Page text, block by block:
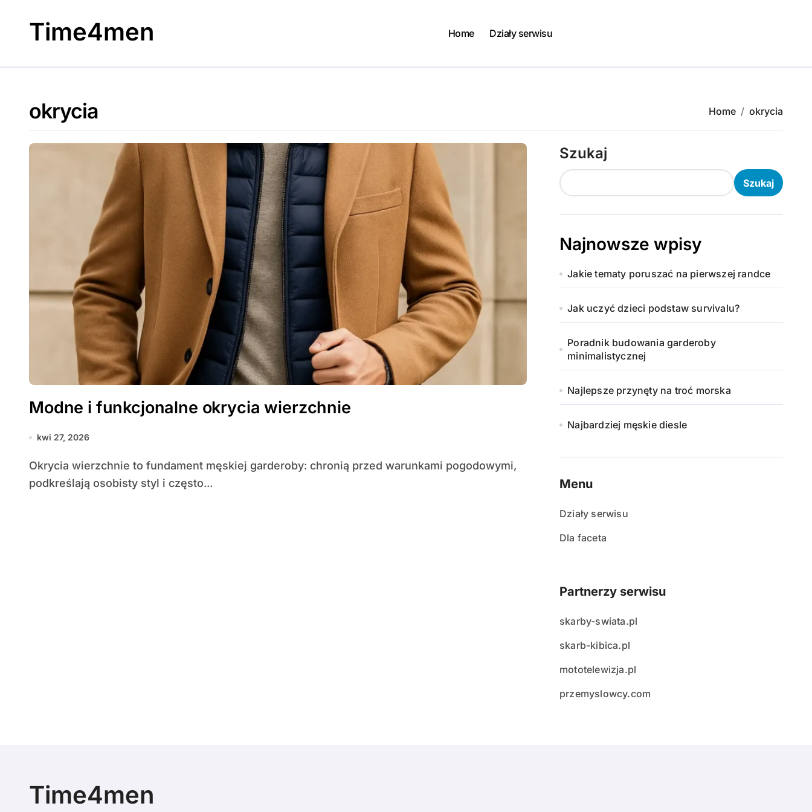
Time4men Home Działy serwisu
okrycia Home okrycia
Modne i funkcjonalne okrycia wierzchnie
kwi 27, 2026
Okrycia wierzchnie to fundament męskiej garderoby: chronią przed warunkami pogodowymi,
podkreślają osobisty styl i często...
Szukaj
Szukaj
Najnowsze wpisy
Jakie tematy poruszać na pierwszej randce
Jak uczyć dzieci podstaw survivalu?
Poradnik budowania garderoby
minimalistycznej
Najlepsze przynęty na troć morska
Najbardziej męskie diesle
Menu
Działy serwisu
Dla faceta
Partnerzy serwisu
skarby-swiata.pl
skarb-kibica.pl
mototelewizja.pl
przemyslowcy.com
Time4men